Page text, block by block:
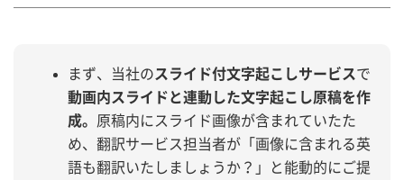
まず、当社のスライド付文字起こしサービス で
動画内スライドと連動した文字起こし原稿を作
成。 原稿内にスライド画像が含まれていたた
め、翻訳サービス担当者が「画像に含まれる英
語も翻訳いたしましょうか？」と能動的にご提